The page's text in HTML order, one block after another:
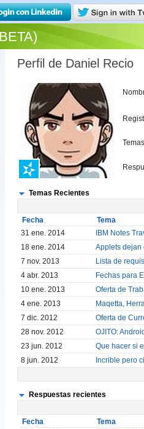
Perfil de Daniel Recio
Temas Recientes
Fecha
Tema
31 ene. 2014
IBM Notes
18 ene. 2014
Applets dejan
7 nov. 2013
Lista de
4 abr. 2013
Fechas para
10 ene. 2013
Oferta de
4 ene. 2013
Maqetta,
7 dic. 2012
Oferta de
28 nov. 2012
OJITO:
23 jun. 2012
Que hacer si
8 jun. 2012
Incrible pero
Respuestas recientes
Fecha
Tema